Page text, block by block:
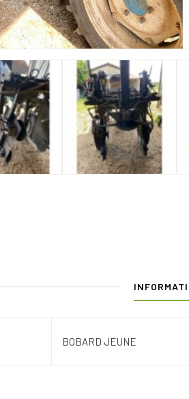
BOBARD JEUNE